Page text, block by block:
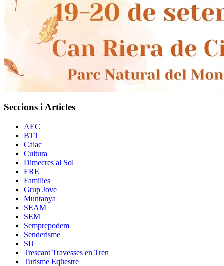
Seccions i Articles
AEC
BTT
Caiac
Cultura
Dimecres al Sol
ERE
Families
Grup Jove
Muntanya
SEAM
SEM
Semprepodem
Senderisme
SIJ
Trescant Travesses en Tren
Turisme Eqüestre